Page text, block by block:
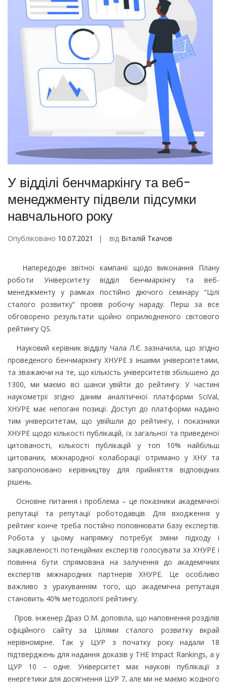
У відділі бенчмаркінгу та веб-
менеджменту підвели підсумки
навчального року
Опубліковано 10.07.2021 від Віталій Ткачов
Напередодні звітної кампанії щодо виконання Плану
роботи Університету відділ бенчмаркінгу та веб-
менеджменту у рамках постійно діючого семінару “Цілі
сталого розвитку” провів робочу нараду. Перш за все
обговорено результати щойно оприлюдненого світового
рейтингу QS.
Науковий керівник відділу Чала Л.Є. зазначила, що згідно
проведеного бенчмаркінгу ХНУРЕ з іншими університетами,
та зважаючи на те, що кількість університетів збільшено до
1300, ми маємо всі шанси увійти до рейтингу. У частині
наукометрії згідно даним аналітичної платформи SciVal,
ХНУРЕ має непогані позиції. Доступ до платформи надано
тим університетам, що увійшли до рейтингу, і показники
ХНУРЕ щодо кількості публікацій, їх загальної та приведеної
цитованості, кількості публікацій у топ 10% найбільш
цитованих, міжнародної колаборації отримано у ХНУ та
запропоновано керівництву для прийняття відповідних
рішень.
Основне питання і проблема – це показники академічної
репутації та репутації роботодавців. Для входження у
рейтинг конче треба постійно поповнювати базу експертів.
Робота у цьому напрямку потребує зміни підходу і
зацікавленості потенційних експертів голосувати за ХНУРЕ і
повинна бути спрямована на залучення до академічних
експертів міжнародних партнерів ХНУРЕ. Це особливо
важливо з урахуванням того, що академічна репутація
становить 40% методології рейтингу.
Пров. інженер Драз О.М. доповіла, що наповнення розділів
офіційного сайту за Цілями сталого розвитку вкрай
нерівномірне. Так у ЦУР з початку року надали 18
підтверджень для надання доказів у THE Impact Rankings, а у
ЦУР 10 – одне. Університет має наукові публікації з
енергетики для досягнення ЦУР 7, але ми не маємо жодного